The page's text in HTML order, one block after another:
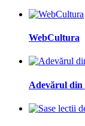
WebCultura
Adevărul